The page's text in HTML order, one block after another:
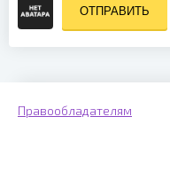
ОТПРАВИТЬ
Правообладателям